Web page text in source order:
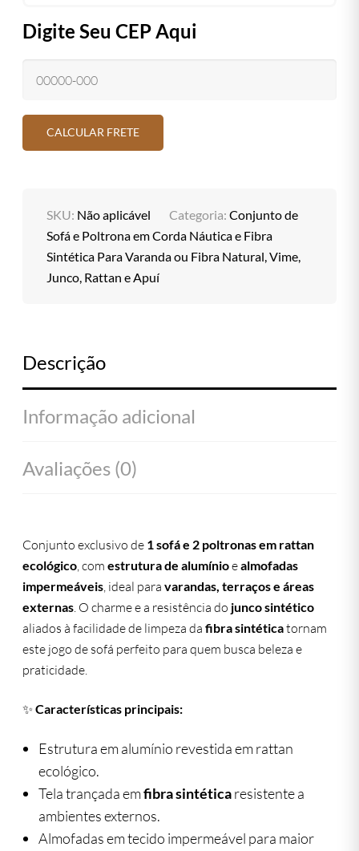
Digite Seu CEP Aqui
SKU: Não aplicável Categoria:Conjunto de
Sofá e Poltrona em Corda Náutica e Fibra
Sintética Para Varanda ou Fibra Natural, Vime,
Junco, Rattan e Apuí
Descrição
Informação adicional
Avaliações (0)
Conjunto exclusivo de 1 sofá e 2 poltronas em rattan
ecológico, comestrutura de alumínioealmofadas
impermeáveis, ideal paravarandas, terraços e áreas
externas. O charme e a resistência do junco sintético
aliados à facilidade de limpeza dafibra sintéticatornam
este jogo de sofá perfeito para quem busca beleza e
praticidade.
✨Características principais:
Estrutura em alumínio revestida em rattan
ecológico.
Tela trançada emfibra sintéticaresistente a
ambientes externos.
Almofadas em tecido impermeável para maior